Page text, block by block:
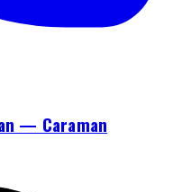
— Caraman